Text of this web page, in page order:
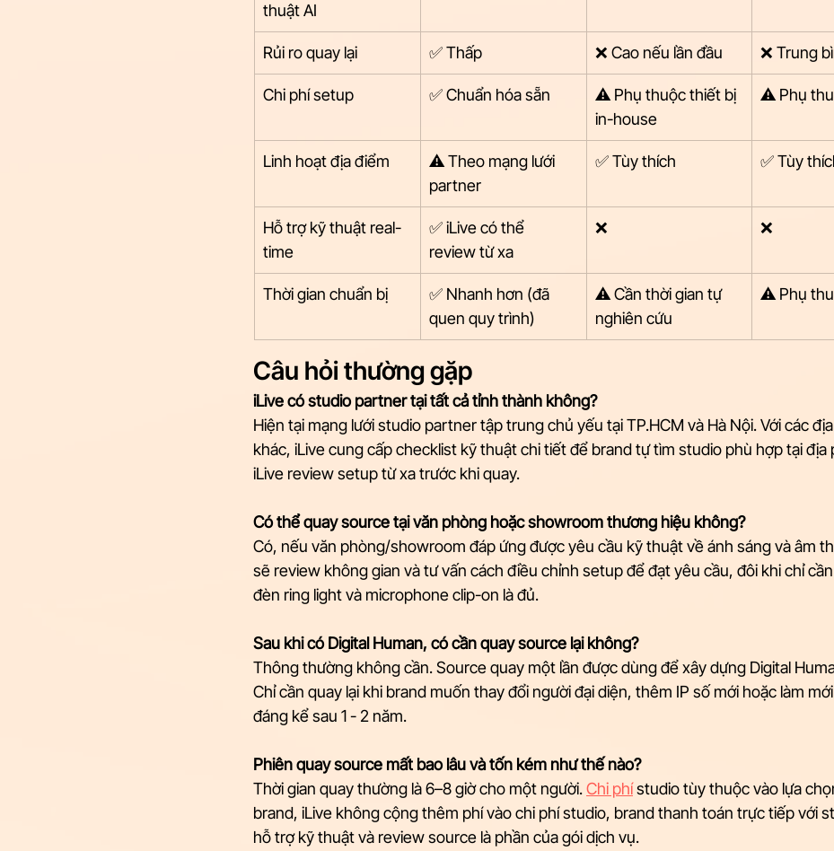
thuật AI
Rủi ro quay lại ✅ Thấp ❌ Cao nếu lần đầu ❌ Trung
Chi phí setup ✅ Chuẩn hóa sẵn
⚠️ Phụ thuộc thiết bị
in-house
⚠️ Phụ
Linh hoạt địa điểm
⚠️ Theo mạng lưới
partner
✅ Tùy thích ✅ Tùy
Hỗ trợ kỹ thuật real-
time
✅ iLive có thể
review từ xa
❌ ❌
Thời gian chuẩn bị
✅ Nhanh hơn (đã
quen quy trình)
⚠️ Cần thời gian tự
nghiên cứu
⚠️ Phụ
Câu hỏi thường gặp
iLive có studio partner tại tất cả tỉnh thành không?
Hiện tại mạng lưới studio partner tập trung chủ yếu tại TP.HCM và Hà Nội. Với các
khác, iLive cung cấp checklist kỹ thuật chi tiết để brand tự tìm studio phù hợp tại địa
iLive review setup từ xa trước khi quay.
Có thể quay source tại văn phòng hoặc showroom thương hiệu không?
Có, nếu văn phòng/showroom đáp ứng được yêu cầu kỹ thuật về ánh sáng và âm
sẽ review không gian và tư vấn cách điều chỉnh setup để đạt yêu cầu, đôi khi chỉ
đèn ring light và microphone clip-on là đủ.
Sau khi có Digital Human, có cần quay source lại không?
Thông thường không cần. Source quay một lần được dùng để xây dựng Digital
Chỉ cần quay lại khi brand muốn thay đổi người đại diện, thêm IP số mới hoặc làm
đáng kể sau 1 - 2 năm.
Phiên quay source mất bao lâu và tốn kém như thế nào?
Thời gian quay thường là 6–8 giờ cho một người. Chi phí studio tùy thuộc vào lựa
brand, iLive không cộng thêm phí vào chi phí studio, brand thanh toán trực tiếp với
hỗ trợ kỹ thuật và review source là phần của gói dịch vụ.